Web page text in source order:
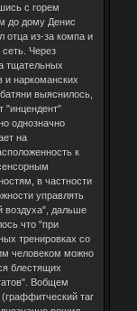
с горем
до дому Денис
отца из-за компа и
сеть. Через
тщательных
и наркоманских
выяснилось,
"инцендент"
однозначно
на
к
в частности
управлять
воздуха", дальше
что "при
тренировках со
человеком можно
блестящих
Вобщем
таг